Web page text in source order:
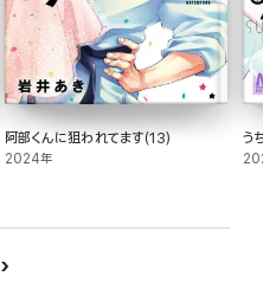
阿部くんに狙われてます(13)
2024年
う